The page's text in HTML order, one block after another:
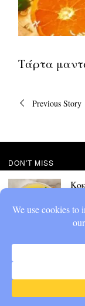
Τάρτα
Πλοήγηση
Previous Story
DON'T MISS